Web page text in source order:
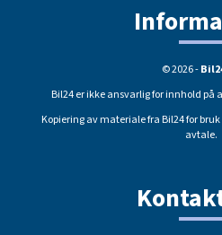
© 2026 -
Bil24 er ikke ansvarlig for innhold på
Kopiering av materiale fra Bil24 for
avtale.